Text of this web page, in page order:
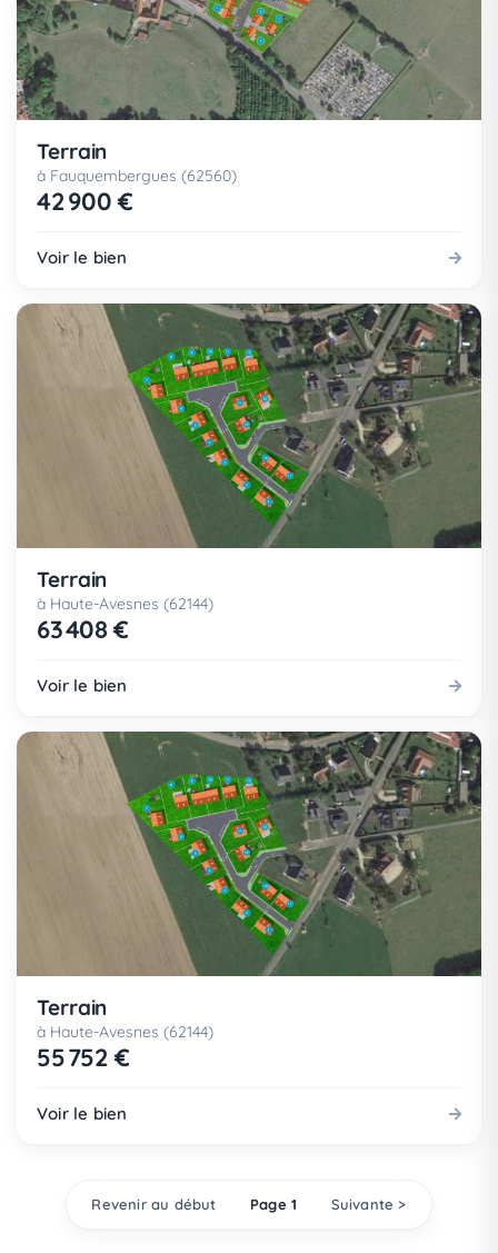
Terrain
à Fauquembergues (62560)
42 900 €
Voir le bien
Terrain
à Haute-Avesnes (62144)
63 408 €
Voir le bien
Terrain
à Haute-Avesnes (62144)
55 752 €
Voir le bien
Revenir au début Page 1 Suivante >